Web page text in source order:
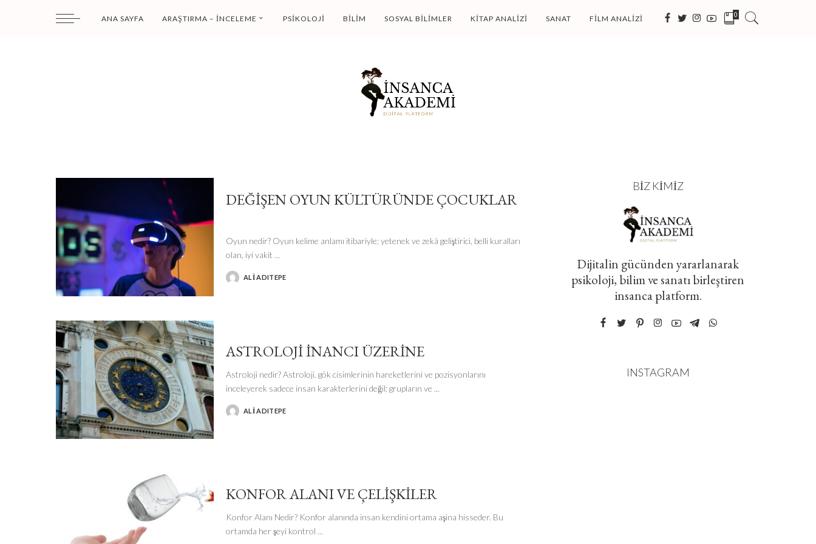
ANA SAYFA ARAŞTIRMA – İNCELEME PSIKOLOJI BILIM SOSYAL BILIMLER KITAP ANALIZI SANAT FILM ANALIZI 0
DEĞIŞEN OYUN KÜLTÜRÜNDE ÇOCUKLAR
Oyun nedir? Oyun kelime anlamı itibariyle; yetenek ve zekâ geliştirici, belli kuralları
olan, iyi vakit ...
POSTEDALI ADITEPE
ASTROLOJI İNANCI ÜZERINE
Astroloji nedir? Astroloji, gök cisimlerinin hareketlerini ve pozisyonlarını
inceleyerek sadece insan karakterlerini değil; grupların ve ...
POSTEDALI ADITEPE
KONFOR ALANI VE ÇELIŞKILER
Konfor Alanı Nedir? Konfor alanında insan kendini ortama aşina hisseder. Bu
ortamda her şeyi kontrol ...
BIZ KIMIZ
Dijitalin gücünden yararlanarak
psikoloji, bilim ve sanatı birleştiren
insanca platform.
INSTAGRAM